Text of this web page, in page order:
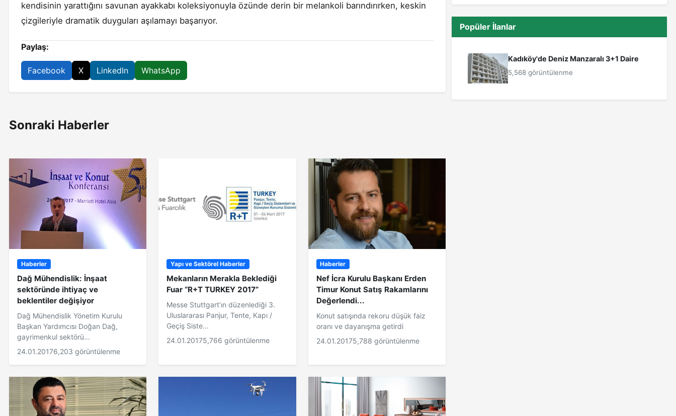
kendisinin yarattığını savunan ayakkabı koleksiyonuyla özünde derin bir melankoli barındırırken, keskin
çizgileriyle dramatik duyguları aşılamayı başarıyor.
Paylaş:
Facebook X LinkedIn WhatsApp
Sonraki Haberler
Haberler
Dağ Mühendislik: İnşaat
sektöründe ihtiyaç ve
beklentiler değişiyor
Dağ Mühendislik Yönetim Kurulu
Başkan Yardımcısı Doğan Dağ,
gayrimenkul sektörü...
24.01.20176,203 görüntülenme
Yapı ve Sektörel Haberler
Mekanların Merakla Beklediği
Fuar “R+T TURKEY 2017”
Messe Stuttgart’ın düzenlediği 3.
Uluslararası Panjur, Tente, Kapı /
Geçiş Siste...
24.01.20175,766 görüntülenme
Haberler
Nef İcra Kurulu Başkanı Erden
Timur Konut Satış Rakamlarını
Değerlendi...
Konut satışında rekoru düşük faiz
oranı ve dayanışma getirdi
24.01.20175,788 görüntülenme
Popüler İlanlar
Kadıköy'de Deniz Manzaralı 3+1 Daire
5,568 görüntülenme